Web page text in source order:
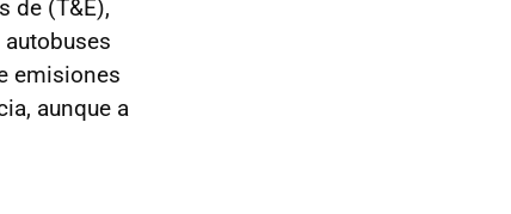
de (T&E),
emisiones
aunque a